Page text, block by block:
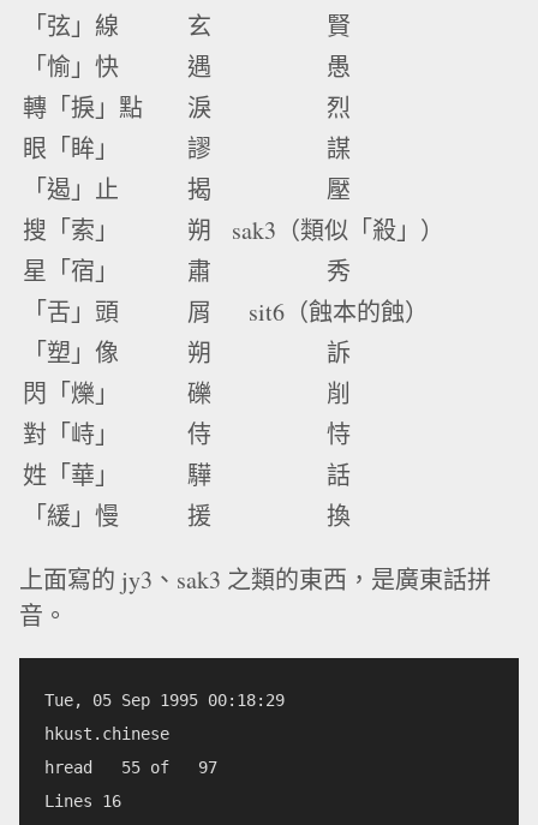
「弦」線
玄
賢
「愉」快
遇
愚
轉「捩」點
淚
烈
眼「眸」
謬
謀
「遏」止
揭
壓
搜「索」
朔
sak3（類似「殺」）
星「宿」
肅
秀
「舌」頭
屑
sit6（蝕本的蝕）
「塑」像
朔
訴
閃「爍」
礫
削
對「峙」
侍
恃
姓「華」
驊
話
「緩」慢
援
換
上面寫的 jy3、sak3 之類的東西，是廣東話拼
音。
Tue, 05 Sep 1995 00:18:29
hkust.chinese
hread   55 of   97
Lines 16